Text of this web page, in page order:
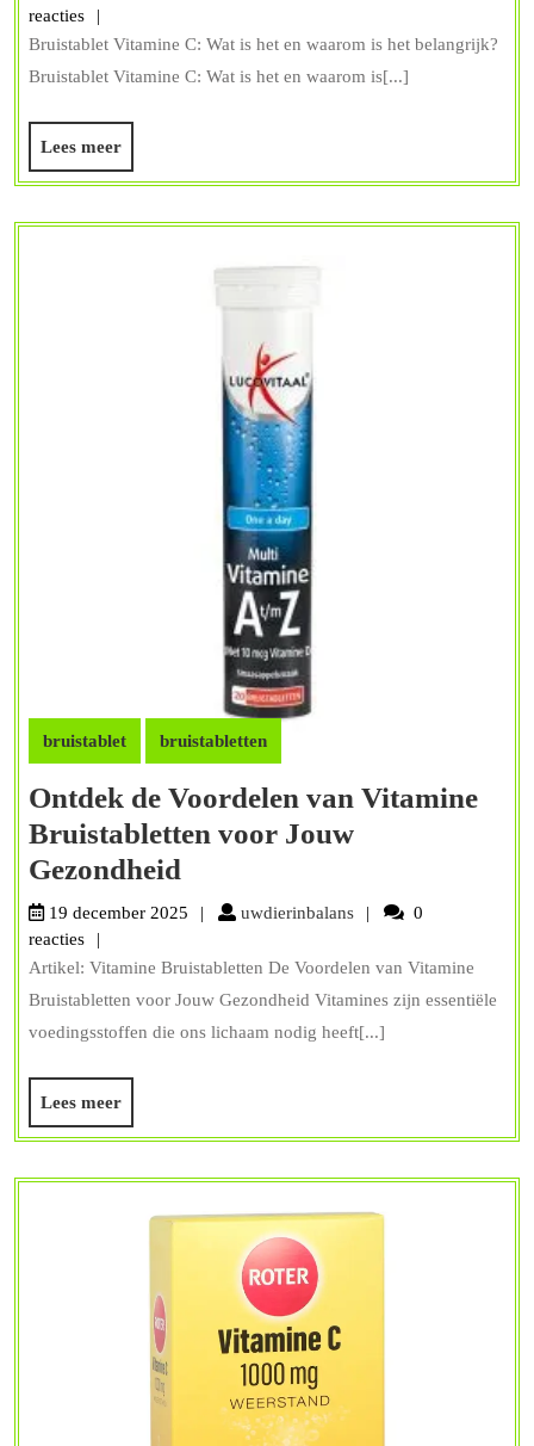
moet
met
vitamine
reacties
Bruistablet Vitamine C: Wat is het en waarom is het belangrijk?
Bruistablet Vitamine C: Wat is het en waarom is[...]
Lees meerLees
meer
bruistablet bruistabletten
Ontdek de Voordelen van Vitamine
Bruistabletten voor Jouw
Gezondheid
de
van
Vitamine
Bruistabletten
19 december 2025 uwdierinbalansuwdierinbalans
0
reacties
Artikel: Vitamine Bruistabletten De Voordelen van Vitamine
Bruistabletten voor Jouw Gezondheid Vitamines zijn essentiële
voedingsstoffen die ons lichaam nodig heeft[...]
Lees meerLees
meer